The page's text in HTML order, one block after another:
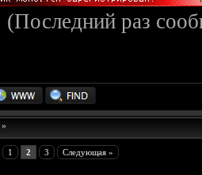
(Последний раз
»
1 2 3 Следующая »